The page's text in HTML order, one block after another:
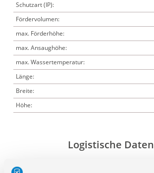
Schutzart (IP):
Fördervolumen:
max. Förderhöhe:
max. Ansaughöhe:
max. Wassertemperatur:
Länge:
Breite:
Höhe:
Logistische Daten